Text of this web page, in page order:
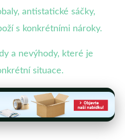
antistatické sáčky,
s konkrétními nároky.
a nevýhody, které je
situace.